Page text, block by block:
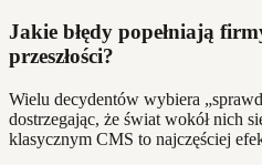
Jakie błędy popełniają
przeszłości?
Wielu decydentów wybiera
dostrzegając, że świat wokół nich
klasycznym CMS to najczęściej